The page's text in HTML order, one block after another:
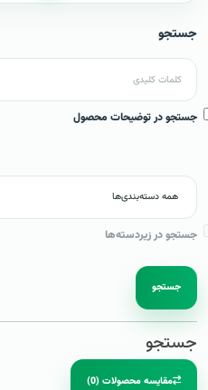
جستجو
جستجو در توضیحات محصول
جستجو در زیردسته‌ها
جستجو
جستجو
مقایسه محصولات (0)